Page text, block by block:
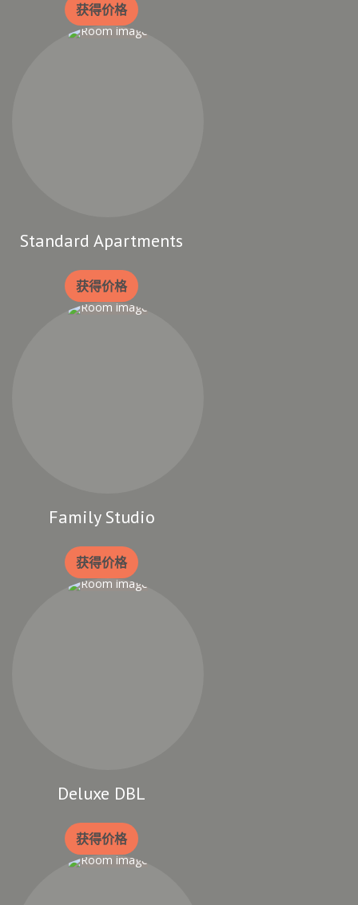
获得价格
Standard Apartments
获得价格
Family Studio
获得价格
Deluxe DBL
获得价格